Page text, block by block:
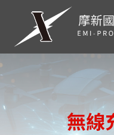
無線